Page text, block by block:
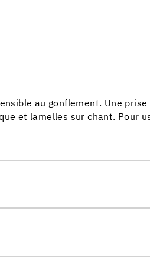
au gonflement. Une
et lamelles sur chant. Pour